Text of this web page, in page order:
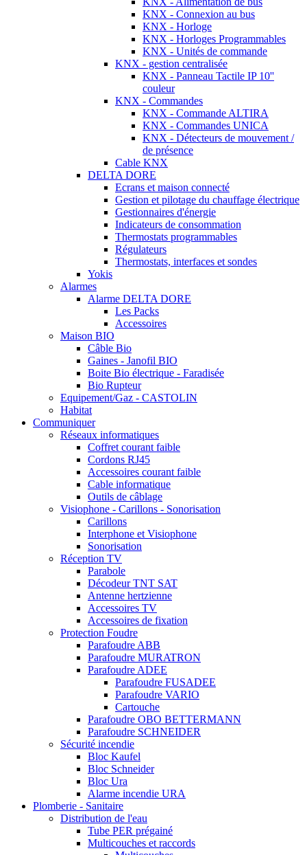
KNX - Connexion au bus
KNX - Horloge
KNX - Horloges Programmables
KNX - Unités de commande
KNX - gestion centralisée
KNX - Panneau Tactile IP 10''
couleur
KNX - Commandes
KNX - Commande ALTIRA
KNX - Commandes UNICA
KNX - Détecteurs de mouvement /
de présence
Cable KNX
DELTA DORE
Ecrans et maison connecté
Gestion et pilotage du chauffage électrique
Gestionnaires d'énergie
Indicateurs de consommation
Thermostats programmables
Régulateurs
Thermostats, interfaces et sondes
Yokis
Alarmes
Alarme DELTA DORE
Les Packs
Accessoires
Maison BIO
Câble Bio
Gaines - Janofil BIO
Boite Bio électrique - Faradisée
Bio Rupteur
Equipement/Gaz - CASTOLIN
Habitat
Communiquer
Réseaux informatiques
Coffret courant faible
Cordons RJ45
Accessoires courant faible
Cable informatique
Outils de câblage
Visiophone - Carillons - Sonorisation
Carillons
Interphone et Visiophone
Sonorisation
Réception TV
Parabole
Décodeur TNT SAT
Antenne hertzienne
Accessoires TV
Accessoires de fixation
Protection Foudre
Parafoudre ABB
Parafoudre MURATRON
Parafoudre ADEE
Parafoudre FUSADEE
Parafoudre VARIO
Cartouche
Parafoudre OBO BETTERMANN
Parafoudre SCHNEIDER
Sécurité incendie
Bloc Kaufel
Bloc Schneider
Bloc Ura
Alarme incendie URA
Plomberie - Sanitaire
Distribution de l'eau
Tube PER prégainé
Multicouches et raccords